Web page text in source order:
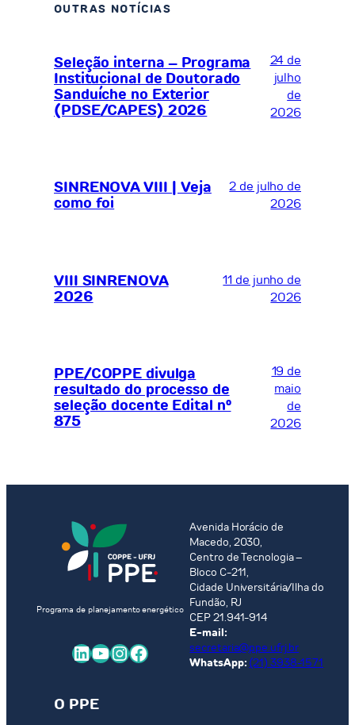
OUTRAS NOTÍCIAS
Seleção interna – Programa
Institucional de Doutorado
Sanduíche no Exterior
(PDSE/CAPES) 2026
24 de
julho
de
2026
SINRENOVA VIII | Veja
como foi
2 de julho de
2026
VIII SINRENOVA
2026
11 de junho de
2026
PPE/COPPE divulga
resultado do processo de
seleção docente Edital nº
875
19 de
maio
de
2026
Programa de planejamento energético
LinkedIn Youtube InstagramFacebook
Avenida Horácio de
Macedo, 2030,
Centro de Tecnologia –
Bloco C-211,
Cidade Universitária/Ilha do
Fundão, RJ
CEP 21.941-914
E-mail:
secretaria@ppe.ufrj.br
WhatsApp: (21) 3938-1571
O PPE